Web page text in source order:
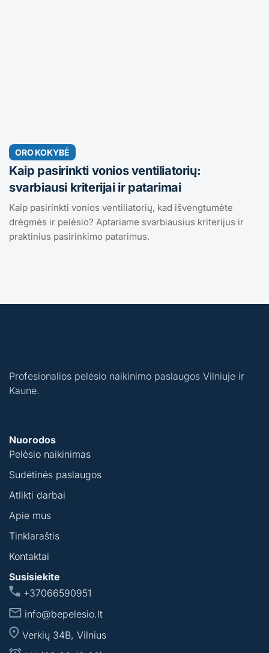
ORO KOKYBĖ
Kaip pasirinkti vonios ventiliatorių:
svarbiausi kriterijai ir patarimai
Kaip pasirinkti vonios ventiliatorių, kad išvengtumėte
drėgmės ir pelėsio? Aptariame svarbiausius kriterijus ir
praktinius pasirinkimo patarimus.
Profesionalios pelėsio naikinimo paslaugos Vilniuje ir
Kaune.
Nuorodos
Pelėsio naikinimas
Sudėtinės paslaugos
Atlikti darbai
Apie mus
Tinklaraštis
Kontaktai
Susisiekite
+37066590951
info@bepelesio.lt
Verkių 34B, Vilnius